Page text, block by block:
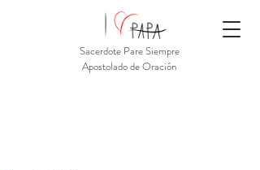
Sacerdote Pare Siempre
Apostolado de Oración